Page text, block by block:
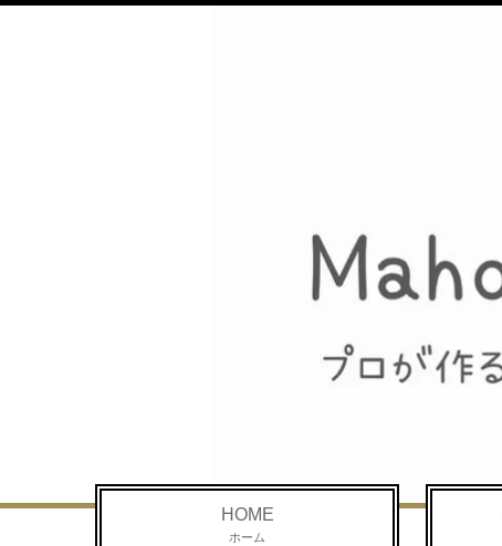
HOME
ホーム